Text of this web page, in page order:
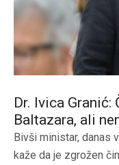
Dr. Ivica
Baltazara, ali
Bivši ministar, danas
kaže da je zgrožen